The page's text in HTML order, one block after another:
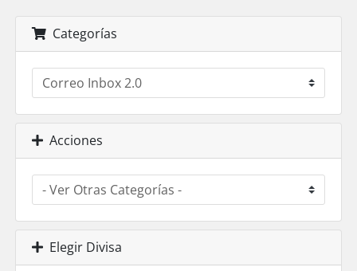
Categorías
Acciones
Elegir Divisa